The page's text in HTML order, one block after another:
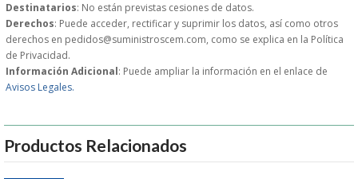
DEVOLUCIONES
AVISO LEGAL
CONDICIONES DE USO
Destinatarios: No están previstas cesiones de datos.
Derechos: Puede acceder, rectificar y suprimir los datos, así como otros
derechos en pedidos@suministroscem.com, como se explica en la Política
de Privacidad.
Información Adicional: Puede ampliar la información en el enlace de
Avisos Legales.
Productos Relacionados